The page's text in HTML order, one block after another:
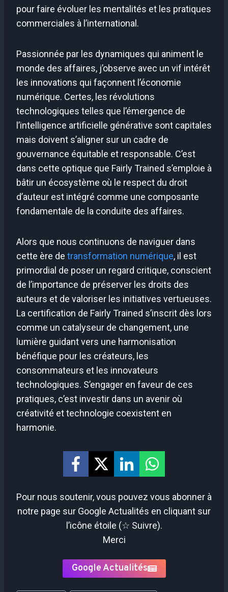
pour faire évoluer les mentalités et les pratiques
commerciales à l’international.
Passionnée par les dynamiques qui animent le
monde des affaires, j’observe avec un vif intérêt
les innovations qui façonnent l’économie
numérique. Certes, les révolutions
technologiques telles que l’émergence de
l’intelligence artificielle générative sont capitales
mais doivent s’aligner sur un cadre de
gouvernance équitable et responsable. C’est
dans cette optique que Fairly Trained s’emploie à
bâtir un écosystème où le respect du droit
d’auteur est intégré comme une composante
fondamentale de la conduite des affaires.
Alors que nous continuons de naviguer dans
cette ère de transformation numérique, il est
primordial de poser un regard critique, conscient
de l’importance de préserver les droits des
auteurs et de valoriser les initiatives vertueuses.
La certification de Fairly Trained s’inscrit dès lors
comme un catalyseur de changement, une
lumière guidant vers une harmonisation
bénéfique pour les créateurs, les
consommateurs et les innovateurs
technologiques. S’engager en faveur de ces
pratiques, c’est investir dans un avenir où
créativité et technologie coexistent en
harmonie.
Pour nous soutenir, vous pouvez vous abonner à
notre page sur Google Actualités en cliquant sur
l’icône étoile (☆ Suivre).
Merci
Google Actualités